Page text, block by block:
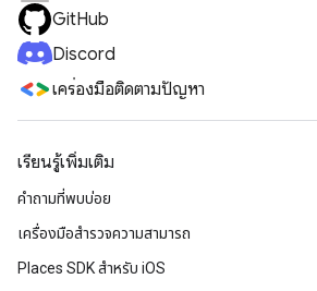
GitHub
Discord
เครื่องมือติดตามปัญหา
เรียนรู้เพิ่มเติม
คำถามที่พบบ่อย
เครื่องมือสำรวจความสามารถ
Places SDK สำหรับ iOS